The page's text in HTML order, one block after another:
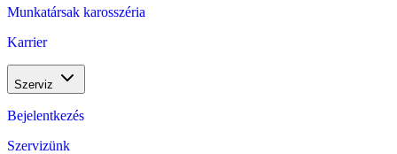
Munkatársak karosszéria
Karrier
Szerviz
Bejelentkezés
Szervizünk